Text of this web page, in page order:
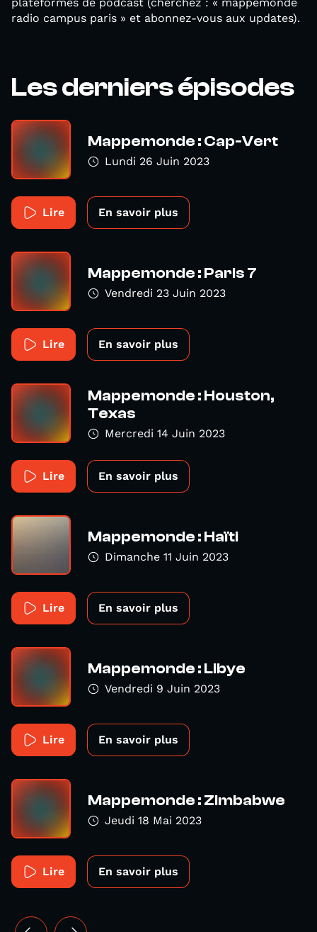
radio campus paris » et abonnez-vous aux updates).
Les derniers épisodes
Mappemonde : Cap-Vert
Lundi 26 Juin 2023
Lire En savoir plus
Mappemonde : Paris 7
Vendredi 23 Juin 2023
Lire En savoir plus
Mappemonde : Houston,
Texas
Mercredi 14 Juin 2023
Lire En savoir plus
Mappemonde : Haïti
Dimanche 11 Juin 2023
Lire En savoir plus
Mappemonde : Libye
Vendredi 9 Juin 2023
Lire En savoir plus
Mappemonde : Zimbabwe
Jeudi 18 Mai 2023
Lire En savoir plus